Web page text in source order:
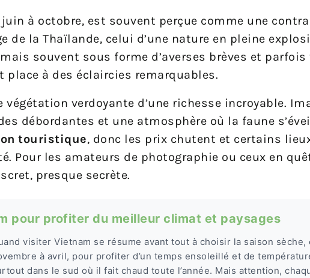
à octobre, est souvent perçue comme une
de la Thaïlande, celui d’une nature en pleine
souvent sous forme d’averses brèves et
place à des éclaircies remarquables.
végétation verdoyante d’une richesse incroyable.
débordantes et une atmosphère où la faune
touristique, donc les prix chutent et certains
Pour les amateurs de photographie ou ceux en
presque secrète.
pour profiter du meilleur climat et paysages
visiter Vietnam se résume avant tout à choisir la saison sèche,
à avril, pour profiter d’un temps ensoleillé et de
dans le sud où il fait chaud toute l’année. Mais attention,